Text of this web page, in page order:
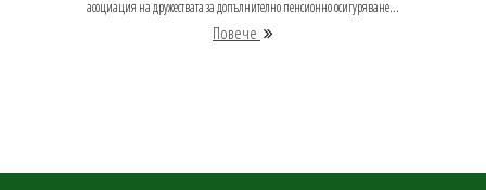
асоциация на дружествата за допълнително пенсионно осигуряване...
Повече